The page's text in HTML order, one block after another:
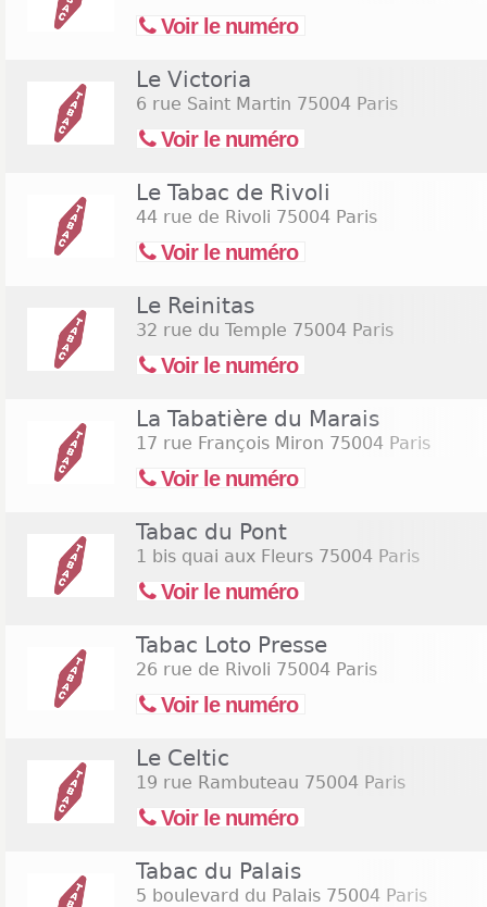
Voir le numéro
Le Victoria
6 rue Saint Martin 75004 Paris
Voir le numéro
Le Tabac de Rivoli
44 rue de Rivoli 75004 Paris
Voir le numéro
Le Reinitas
32 rue du Temple 75004 Paris
Voir le numéro
La Tabatière du Marais
17 rue François Miron 75004 Paris
Voir le numéro
Tabac du Pont
1 bis quai aux Fleurs 75004 Paris
Voir le numéro
Tabac Loto Presse
26 rue de Rivoli 75004 Paris
Voir le numéro
Le Celtic
19 rue Rambuteau 75004 Paris
Voir le numéro
Tabac du Palais
5 boulevard du Palais 75004 Paris